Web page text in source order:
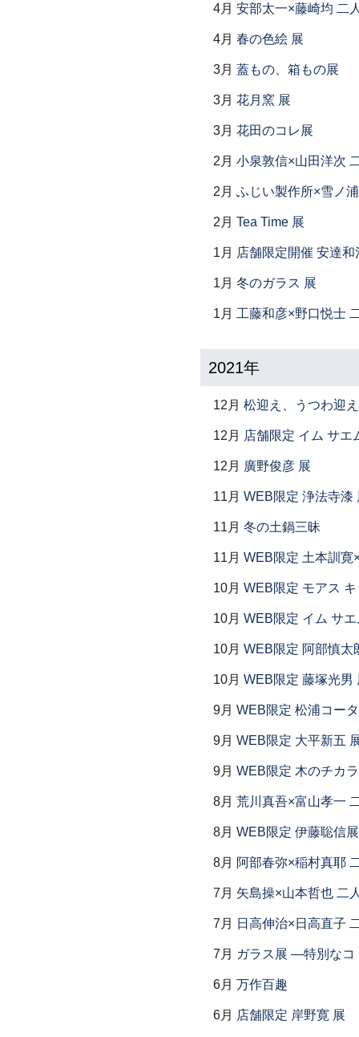
4月 安部太一×藤崎均 二
4月 春の色絵 展
3月 蓋もの、箱もの展
3月 花月窯 展
3月 花田のコレ展
2月 小泉敦信×山田洋次
2月 ふじい製作所×雪ノ
2月 Tea Time 展
1月 店舗限定開催 安達和
1月 冬のガラス 展
1月 工藤和彦×野口悦士
2021年
12月 松迎え、うつわ迎
12月 店舗限定 イム サ
12月 廣野俊彦 展
11月 WEB限定 浄法寺漆
11月 冬の土鍋三昧
11月 WEB限定 土本訓寛
10月 WEB限定 モアス
10月 WEB限定 イム サ
10月 WEB限定 阿部慎太
10月 WEB限定 藤塚光男
9月 WEB限定 松浦コー
9月 WEB限定 大平新五
9月 WEB限定 木のチカ
8月 荒川真吾×富山孝一
8月 WEB限定 伊藤聡信展
8月 阿部春弥×稲村真耶
7月 矢島操×山本哲也 二
7月 日高伸治×日高直子
7月 ガラス展 ―特別な
6月 万作百趣
6月 店舗限定 岸野寛 展